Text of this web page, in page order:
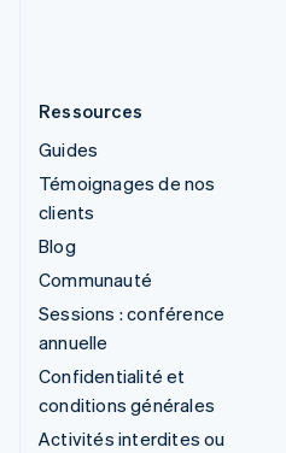
Ressources
Guides
Témoignages de nos
clients
Blog
Communauté
Sessions : conférence
annuelle
Confidentialité et
conditions générales
Activités interdites ou